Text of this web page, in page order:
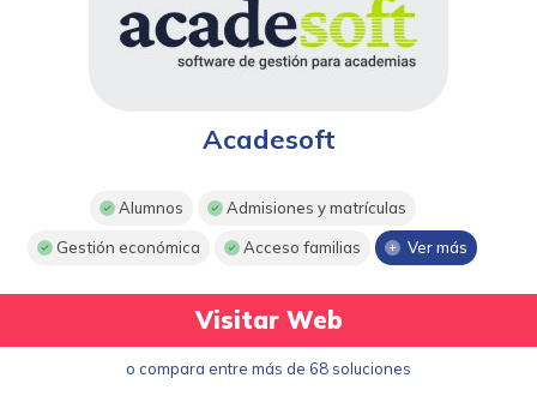
Acadesoft
Alumnos Admisiones y matrículas
Gestión económica Acceso familias Ver más
Visitar Web
o compara entre más de 68 soluciones